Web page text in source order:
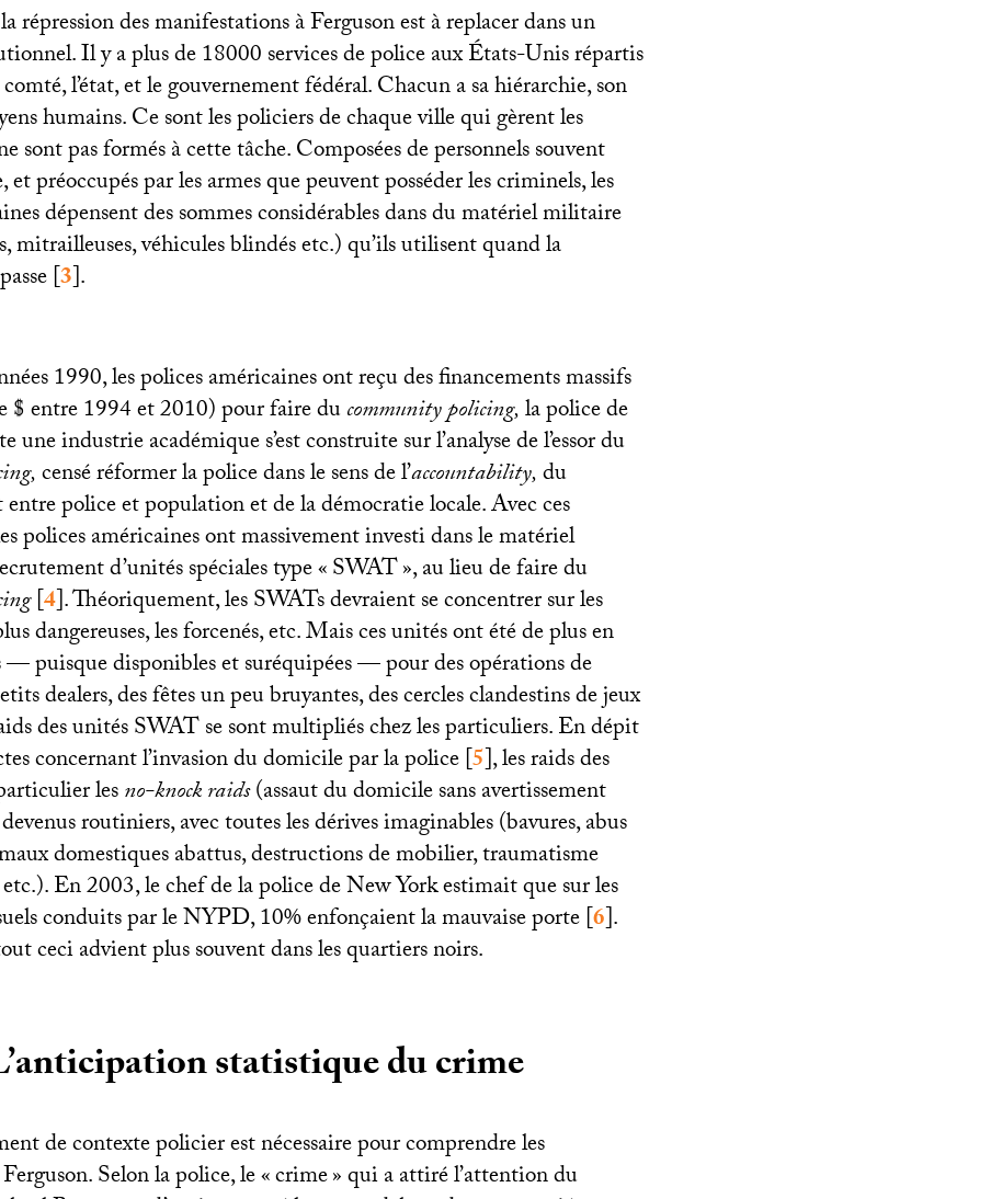
répression des manifestations à Ferguson est à replacer dans un
Il y a plus de 18000 services de police aux États-Unis répartis
l’état, et le gouvernement fédéral. Chacun a sa hiérarchie, son
humains. Ce sont les policiers de chaque ville qui gèrent les
sont pas formés à cette tâche. Composées de personnels souvent
et préoccupés par les armes que peuvent posséder les criminels, les
dépensent des sommes considérables dans du matériel militaire
mitrailleuses, véhicules blindés etc.) qu’ils utilisent quand la
[3].
1990, les polices américaines ont reçu des financements massifs
$ entre 1994 et 2010) pour faire ducommunity policing,la police de
industrie académique s’est construite sur l’analyse de l’essor du
censé réformer la police dans le sens de l’accountability,du
police et population et de la démocratie locale. Avec ces
polices américaines ont massivement investi dans le matériel
d’unités spéciales type «SWAT», au lieu de faire du
[4]. Théoriquement, les SWATs devraient se concentrer sur les
dangereuses, les forcenés, etc. Mais ces unités ont été de plus en
— puisque disponibles et suréquipées — pour des opérations de
dealers, des fêtes un peu bruyantes, des cercles clandestins de jeux
des unitésSWATse sont multipliés chez les particuliers. En dépit
concernant l’invasion du domicile par la police[5], les raids des
lesno-knock raids(assaut du domicile sans avertissement
routiniers, avec toutes les dérives imaginables (bavures, abus
domestiques abattus, destructions de mobilier, traumatisme
En 2003, le chef de la police de New York estimait que sur les
conduits par leNYPD, 10% enfonçaient la mauvaise porte[6].
ceci advient plus souvent dans les quartiers noirs.
statistique du crime
de contexte policier est nécessaire pour comprendre les
Selon la police, le «crime» qui a attiré l’attention du